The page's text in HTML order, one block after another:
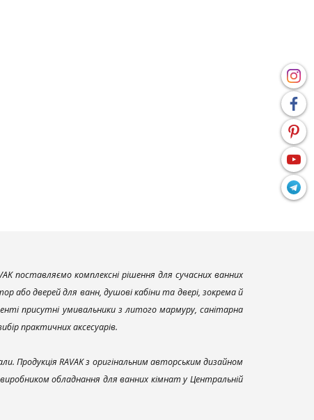
поставляємо комплексні рішення для сучасних ванних
або дверей для ванн, душові кабіни та двері, зокрема й
присутні умивальники з литого мармуру, санітарна
практичних аксесуарів.
Продукція RAVAK з оригінальним авторським дизайном
обладнання для ванних кімнат у Центральній